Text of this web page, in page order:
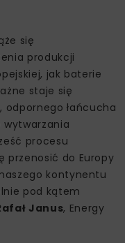
się
produkcji
jak baterie
staje się
odpornego łańcucha
procesu
przenosić do Europy
kontynentu
pod kątem
Janus, Energy